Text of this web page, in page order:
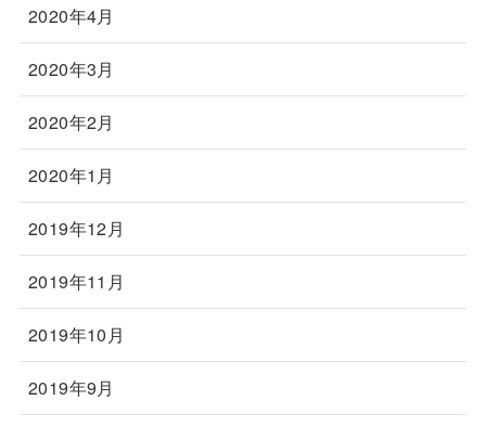
2020年4月
2020年3月
2020年2月
2020年1月
2019年12月
2019年11月
2019年10月
2019年9月